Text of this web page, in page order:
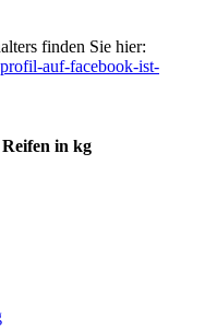
finden Sie hier:
auf-facebook-ist-
in kg